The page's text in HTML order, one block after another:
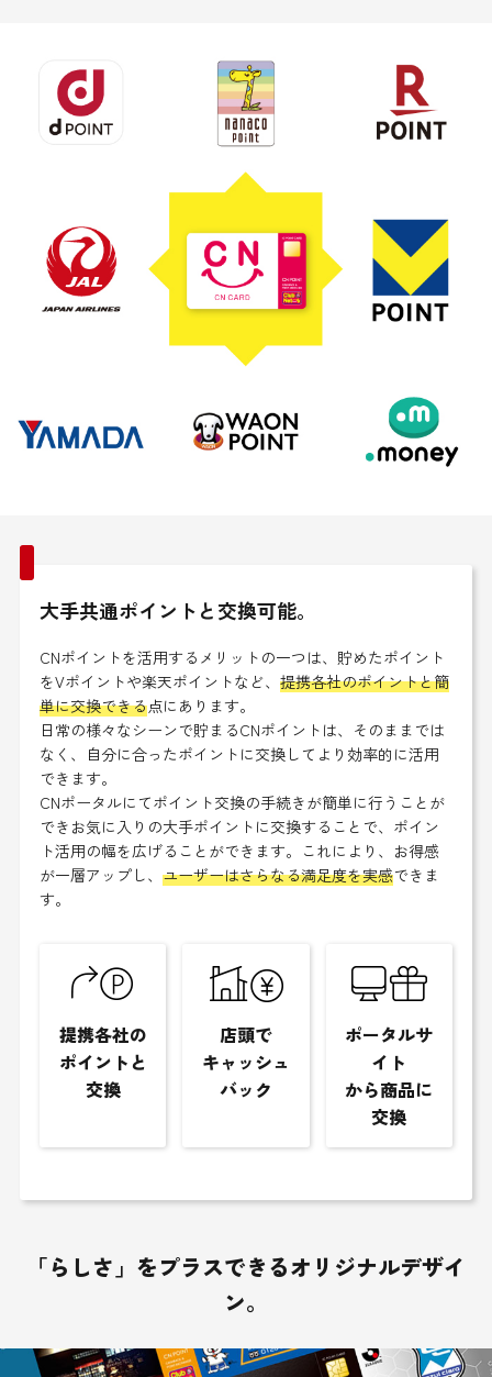
大手共通ポイントと交換可能。
CNポイントを活用するメリットの一つは、貯めたポイント
をVポイントや楽天ポイントなど、 提携各社のポイントと簡
単に交換できる点にあります。
日常の様々なシーンで貯まるCNポイントは、そのままでは
なく、自分に合ったポイントに交換してより効率的に活用
できます。
CNポータルにてポイント交換の手続きが簡単に行うことが
できお気に入りの大手ポイントに交換することで、ポイン
ト活用の幅を広げることができます。これにより、お得感
が一層アップし、 ユーザーはさらなる満足度を実感できま
す。
提携各社の
ポイントと
交換
店頭で
キャッシュ
バック
ポータルサ
イト
から商品に
交換
「らしさ」をプラスできるオリジナルデザイ
ン。